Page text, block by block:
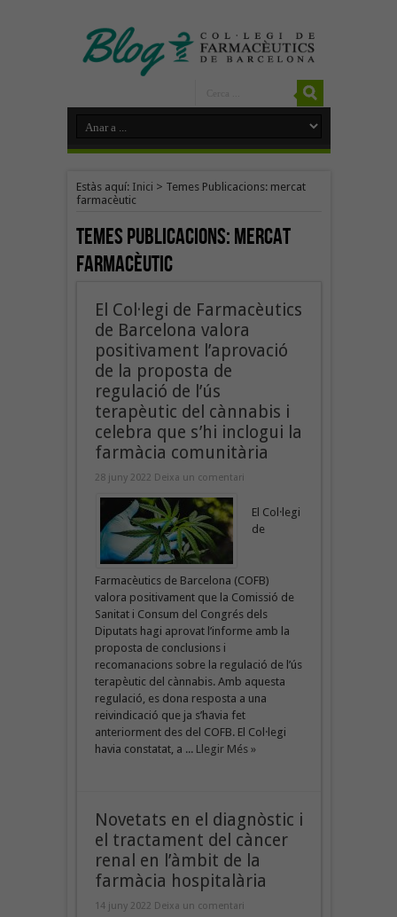
Estàs aquí: Inici > Temes Publicacions: mercat
farmacèutic
Temes Publicacions:mercat
farmacèutic
El Col·legi de Farmacèutics
de Barcelona valora
positivament l’aprovació
de la proposta de
regulació de l’ús
terapèutic del cànnabis i
celebra que s’hi inclogui la
farmàcia comunitària
28 juny 2022 Deixa un comentari
El Col·legi
de
Farmacèutics de Barcelona (COFB)
valora positivament que la Comissió de
Sanitat i Consum del Congrés dels
Diputats hagi aprovat l’informe amb la
proposta de conclusions i
recomanacions sobre la regulació de l’ús
terapèutic del cànnabis. Amb aquesta
regulació, es dona resposta a una
reivindicació que ja s’havia fet
anteriorment des del COFB. El Col·legi
havia constatat, a ... Llegir Més »
Novetats en el diagnòstic i
el tractament del càncer
renal en l’àmbit de la
farmàcia hospitalària
14 juny 2022 Deixa un comentari